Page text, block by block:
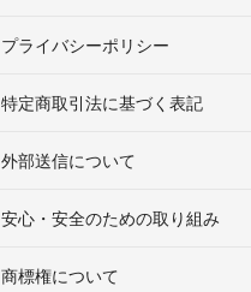
プライバシーポリシー
特定商取引法に基づく表記
外部送信について
安心・安全のための取り組み
商標権について